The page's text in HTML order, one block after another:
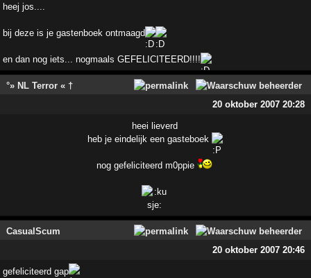
heej jos....
bij deze is je gastenboek ontmaagd
en dan nog iets... nogmaals GEFELICITEERD!!!!
°» NL Terror « †
20 oktober 2007 20:28
heei lieverd
heb je eindelijk een gasteboek
nog gefeliciteerd m0ppie
CasualScum
20 oktober 2007 20:46
gefeliciteerd gap